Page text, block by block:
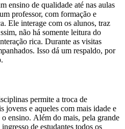
ensino de qualidade até nas aulas
professor, com formação e
Ele interage com os alunos, traz
não há somente leitura do
rica. Durante as visitas
Isso dá um respaldo, por
permite a troca de
jovens e aqueles com mais idade e
ensino. Além do mais, pela grande
de estudantes todos os